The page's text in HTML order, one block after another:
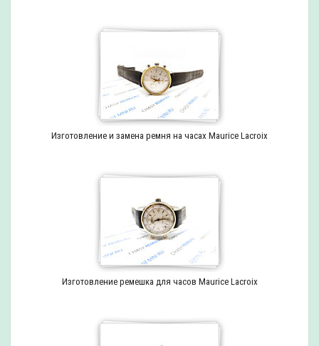
Изготовление и замена ремня на часах Maurice Lacroix
Изготовление ремешка для часов Maurice Lacroix